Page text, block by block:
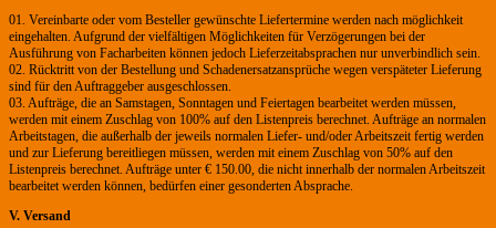
01. Vereinbarte oder vom Besteller gewünschte Liefertermine werden nach möglichkeit
eingehalten. Aufgrund der vielfältigen Möglichkeiten für Verzögerungen bei der
Ausführung von Facharbeiten können jedoch Lieferzeitabsprachen nur unverbindlich sein.
02. Rücktritt von der Bestellung und Schadenersatzansprüche wegen verspäteter Lieferung
sind für den Auftraggeber ausgeschlossen.
03. Aufträge, die an Samstagen, Sonntagen und Feiertagen bearbeitet werden müssen,
werden mit einem Zuschlag von 100% auf den Listenpreis berechnet. Aufträge an normalen
Arbeitstagen, die außerhalb der jeweils normalen Liefer- und/oder Arbeitszeit fertig werden
und zur Lieferung bereitliegen müssen, werden mit einem Zuschlag von 50% auf den
Listenpreis berechnet. Aufträge unter € 150.00, die nicht innerhalb der normalen Arbeitszeit
bearbeitet werden können, bedürfen einer gesonderten Absprache.
V. Versand